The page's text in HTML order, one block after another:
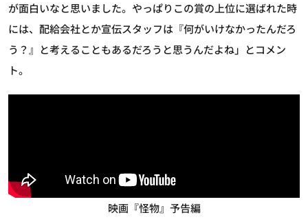
が面白いなと思いました。やっぱりこの賞の上位に選ばれた時
には、配給会社とか宣伝スタッフは『何がいけなかったんだろ
う？』と考えることもあるだろうと思うんだよね」とコメン
ト。
映画『怪物』予告編